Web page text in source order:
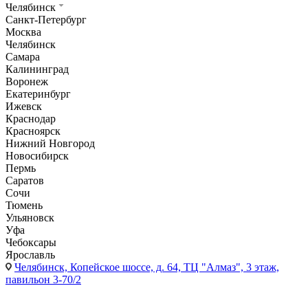
Челябинск
Санкт-Петербург
Москва
Челябинск
Самара
Калининград
Воронеж
Екатеринбург
Ижевск
Краснодар
Красноярск
Нижний Новгород
Новосибирск
Пермь
Саратов
Сочи
Тюмень
Ульяновск
Уфа
Чебоксары
Ярославль
Челябинск, Копейское шоссе, д. 64, ТЦ "Алмаз", 3 этаж,
павильон 3-70/2